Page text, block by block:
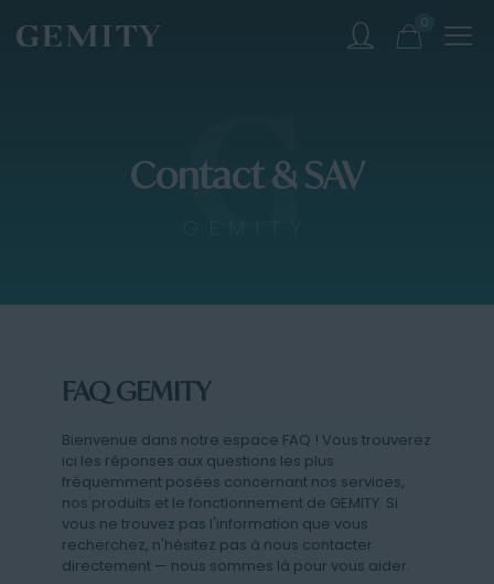
0
Contact & SAV
FAQ GEMITY
Bienvenue dans notre espace FAQ ! Vous trouverez
ici les réponses aux questions les plus
fréquemment posées concernant nos services,
nos produits et le fonctionnement de GEMITY. Si
vous ne trouvez pas l'information que vous
recherchez, n'hésitez pas à nous contacter
directement — nous sommes là pour vous aider.